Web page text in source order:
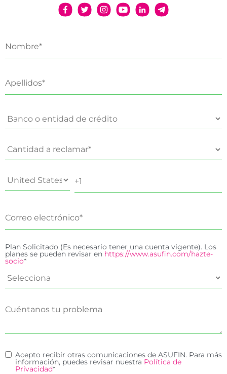
Plan Solicitado (Es necesario tener una cuenta vigente). Los
planes se pueden revisar en https://www.asufin.com/hazte-
socio*
Acepto recibir otras comunicaciones de ASUFIN. Para más
información, puedes revisar nuestra Política de
Privacidad*